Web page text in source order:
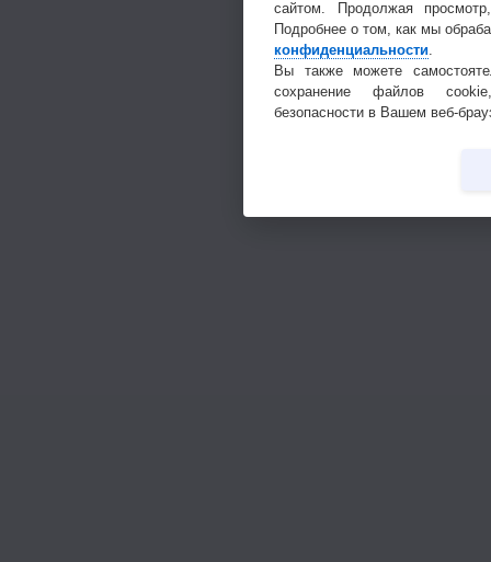
сайтом. Продолжая
Подробнее о том, как мы
конфиденциальности.
Вы также можете
сохранение файлов
безопасности в Вашем веб-